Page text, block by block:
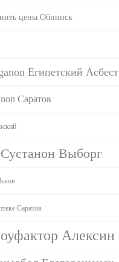
цены Обнинск
Египетский Асбест
Саратов
Выборг
Саратов
Алексин